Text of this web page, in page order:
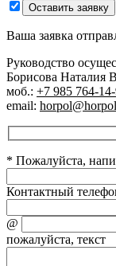
Оставить заявку
Ваша заявка
Руководство
Борисова Наталия
моб.: +7 985 764-
email:
* Пожалуйста,
Контактный
@
пожалуйста, текст